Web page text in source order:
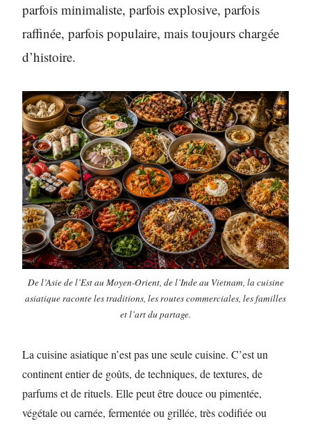
parfois minimaliste, parfois explosive, parfois
raffinée, parfois populaire, mais toujours chargée
d’histoire.
De l’Asie de l’Est au Moyen-Orient, de l’Inde au Vietnam, la cuisine
asiatique raconte les traditions, les routes commerciales, les familles
et l’art du partage.
La cuisine asiatique n’est pas une seule cuisine. C’est un
continent entier de goûts, de techniques, de textures, de
parfums et de rituels. Elle peut être douce ou pimentée,
végétale ou carnée, fermentée ou grillée, très codifiée ou